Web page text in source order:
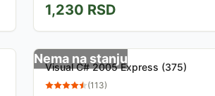
1,230 RSD
Nema na stanju
Visual C# 2005 Express (375)
(113)